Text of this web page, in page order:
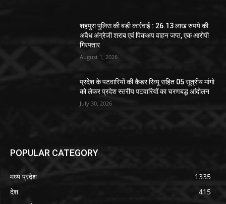
शहपुरा पुलिस की बड़ी कार्रवाई : 26.13 लाख रुपये की
अवैध अंग्रेजी शराब एवं पिकअप वाहन जप्त, एक आरोपी
गिरफ्तार
August 1, 2026
प्रदेश के पटवारियों की कैडर रिव्यू सहित 05 सूत्रीय मांगो
को लेकर प्रदेश स्तरीय पटवारियों का चरणबद्ध आंदोलन
July 30, 2026
POPULAR CATEGORY
मध्य प्रदेश
1335
देश
415